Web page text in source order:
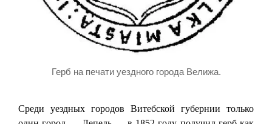
Герб на печати уездного города Велижа.
Среди уездных городов Витебской губернии только